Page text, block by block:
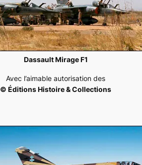
Dassault Mirage F1
Avec l’aimable autorisation des
© Éditions Histoire & Collections